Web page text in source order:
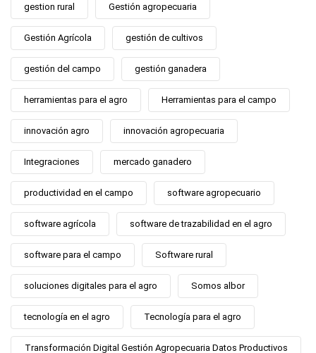
gestion rural Gestión agropecuaria
Gestión Agrícola gestión de cultivos
gestión del campo gestión ganadera
herramientas para el agro Herramientas para el campo
innovación agro innovación agropecuaria
Integraciones mercado ganadero
productividad en el campo software agropecuario
software agrícola software de trazabilidad en el agro
software para el campo Software rural
soluciones digitales para el agro Somos albor
tecnología en el agro Tecnología para el agro
Transformación Digital Gestión Agropecuaria Datos Productivos